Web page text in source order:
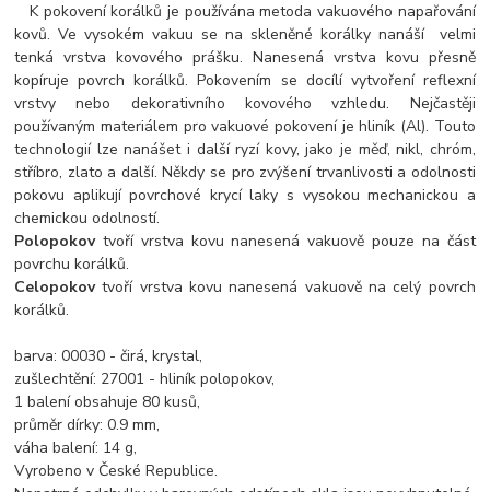
K pokovení korálků je používána metoda vakuového napařování
kovů. Ve vysokém vakuu se na skleněné korálky nanáší velmi
tenká vrstva kovového prášku. Nanesená vrstva kovu přesně
kopíruje povrch korálků. Pokovením se docílí vytvoření reflexní
vrstvy nebo dekorativního kovového vzhledu. Nejčastěji
používaným materiálem pro vakuové pokovení je hliník (Al). Touto
technologií lze nanášet i další ryzí kovy, jako je měď, nikl, chróm,
stříbro, zlato a další. Někdy se pro zvýšení trvanlivosti a odolnosti
pokovu aplikují povrchové krycí laky s vysokou mechanickou a
chemickou odolností.
Polopokovtvoří vrstva kovu nanesená vakuově pouze na část
povrchu korálků.
Celopokovtvoří vrstva kovu nanesená vakuově na celý povrch
korálků.
barva: 00030 - čirá, krystal,
zušlechtění: 27001 - hliník polopokov,
1 balení obsahuje 80 kusů,
průměr dírky: 0.9 mm,
váha balení: 14 g,
Vyrobeno v České Republice.